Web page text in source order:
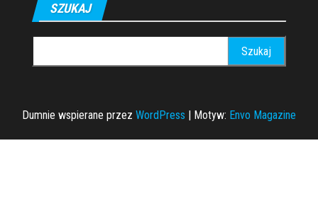
SZUKAJ
Dumnie wspierane przez WordPress | Motyw: Envo Magazine